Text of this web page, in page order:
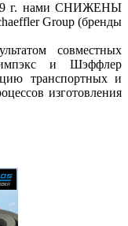
г. нами СНИЖЕНЫ
Group (бренды
совместных
и Шэффлер
транспортных и
изготовления